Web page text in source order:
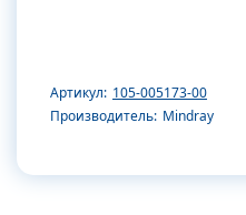
Артикул: 105-005173-00
Производитель: Mindray